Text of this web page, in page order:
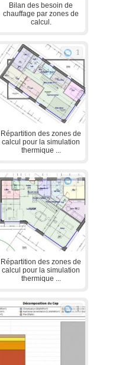
Bilan des besoin de
chauffage par zones de
calcul.
1
Répartition des zones de
calcul pour la simulation
thermique ...
1
Répartition des zones de
calcul pour la simulation
thermique ...
1